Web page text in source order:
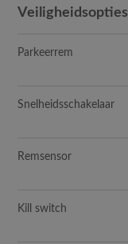
Veiligheidsopties
Parkeerrem
Snelheidsschakelaar
Remsensor
Kill switch